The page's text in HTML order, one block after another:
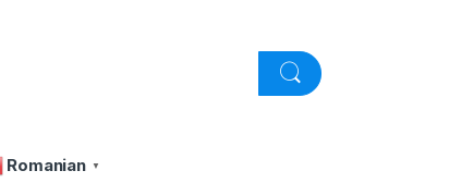
Romanian ▼